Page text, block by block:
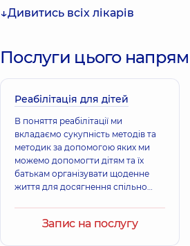
Володимирович
Реабілітолог;
Вертебролог; Лікар
фізкультури та
спортивної
медицини; Лікар
фізичної та
реабілітаційної
медицини (ФРМ);
Ортопед-
травматолог,25
років досвіду
Носуліч Павло
Дивитись всіх лікарів
Послуги цього
Реабілітація для дітей
В поняття реабілітації ми
вкладаємо сукупність методів та
методик за допомогою яких ми
можемо допомогти дітям та їх
батькам організувати щоденне
життя для досягнення спільно
соціумі.Запис на послугу